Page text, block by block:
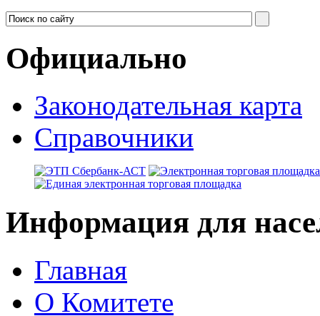
Официально
Законодательная карта
Справочники
Информация для
Главная
О Комитете